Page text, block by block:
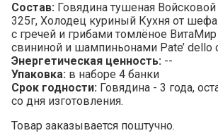
Состав: Говядина тушеная
325г, Холодец куриный Кухня от
с гречей и грибами томлёное
свининой и шампиньонами Pate’ dello
Энергетическая ценность: --
Упаковка: в наборе 4 банки
Срок годности: Говядина - 3 года,
со дня изготовления.
Товар заказывается поштучно.